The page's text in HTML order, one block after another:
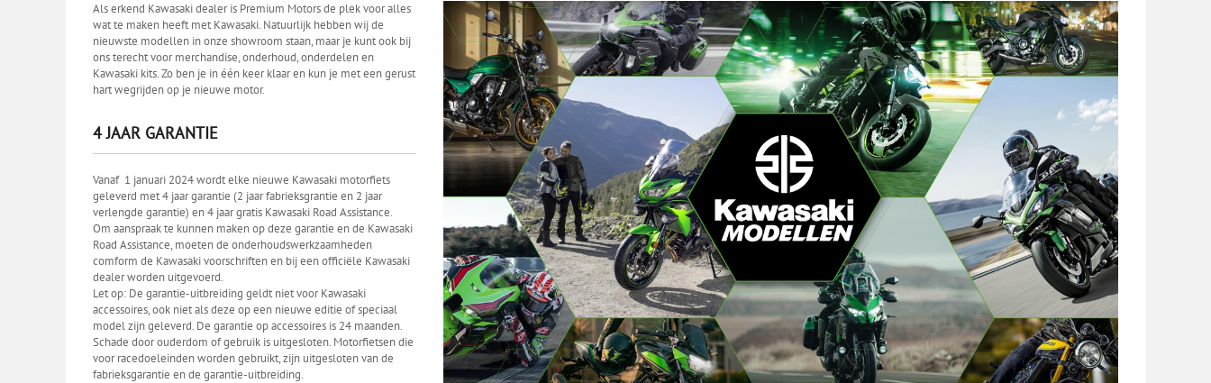
Als erkend Kawasaki dealer is Premium Motors de plek voor alles
wat te maken heeft met Kawasaki. Natuurlijk hebben wij de
nieuwste modellen in onze showroom staan, maar je kunt ook bij
ons terecht voor merchandise, onderhoud, onderdelen en
Kawasaki kits. Zo ben je in één keer klaar en kun je met een gerust
hart wegrijden op je nieuwe motor.
4 JAAR GARANTIE
Vanaf 1 januari 2024 wordt elke nieuwe Kawasaki motorfiets
geleverd met 4 jaar garantie (2 jaar fabrieksgrantie en 2 jaar
verlengde garantie) en 4 jaar gratis Kawasaki Road Assistance.
Om aanspraak te kunnen maken op deze garantie en de Kawasaki
Road Assistance, moeten de onderhoudswerkzaamheden
comform de Kawasaki voorschriften en bij een officiële Kawasaki
dealer worden uitgevoerd.
Let op: De garantie-uitbreiding geldt niet voor Kawasaki
accessoires, ook niet als deze op een nieuwe editie of speciaal
model zijn geleverd. De garantie op accessoires is 24 maanden.
Schade door ouderdom of gebruik is uitgesloten. Motorfietsen die
voor racedoeleinden worden gebruikt, zijn uitgesloten van de
fabrieksgarantie en de garantie-uitbreiding.